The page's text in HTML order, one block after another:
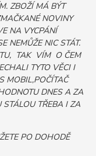
ZBOŽÍ MÁ BÝT
NOVINY
NA VYCPÁNÍ
NEMŮŽE NIC STÁT.
TAK VÍM O ČEM
TYTO VĚCI I
MOBIL,POČÍTAČ
DNES A ZA
STÁLOU TŘEBA I ZA
PO DOHODĚ